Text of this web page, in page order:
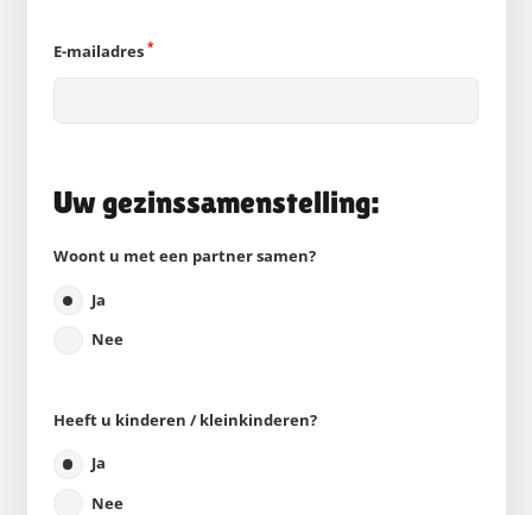
E-mailadres *
Uw gezinssamenstelling:
Woont u met een partner samen?
Ja
Nee
Heeft u kinderen / kleinkinderen?
Ja
Nee